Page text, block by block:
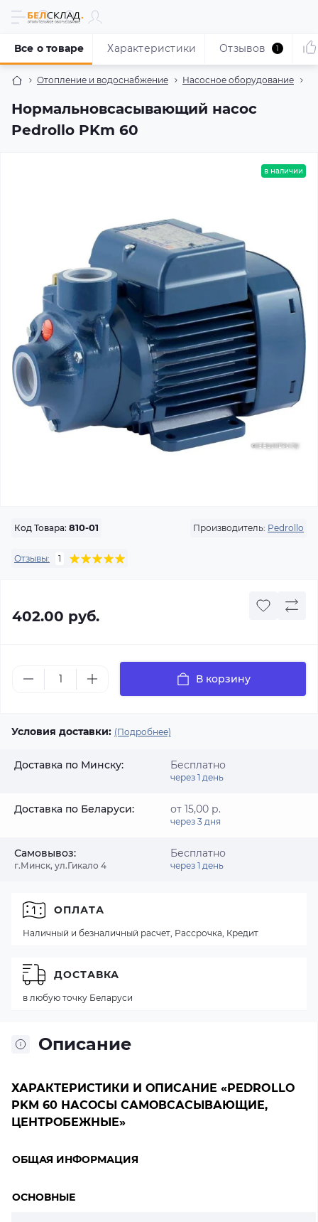
Отопление и водоснабжение Насосное оборудование
Нормальновсасывающий насос
Pedrollo PKm 60
Все о товаре Характеристики Отзывов 1
в наличии
Код Товара: 810-01 Производитель: Pedrollo
Отзывы: 1
402.00 руб.
В корзину
Условия доставки: (Подробнее)
Доставка по Минску: Бесплатно
через 1 день
Доставка по Беларуси: от 15,00 р.
через 3 дня
Самовывоз:
г.Минск, ул.Гикало 4
Бесплатно
через 1 день
Описание
ХАРАКТЕРИСТИКИ И ОПИСАНИЕ «PEDROLLO
PKM 60 НАСОСЫ САМОВСАСЫВАЮЩИЕ,
ЦЕНТРОБЕЖНЫЕ»
ОБЩАЯ ИНФОРМАЦИЯ
ОСНОВНЫЕ
ОПЛАТА
Наличный и безналичный расчет, Рассрочка, Кредит
ДОСТАВКА
в любую точку Беларуси